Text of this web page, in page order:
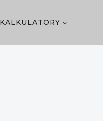
KALKULATORY